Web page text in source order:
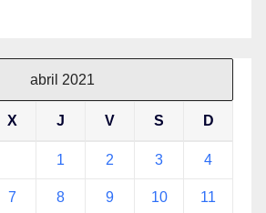
abril 2021
X J V S D
1 2 3 4
7 8 9 10 11